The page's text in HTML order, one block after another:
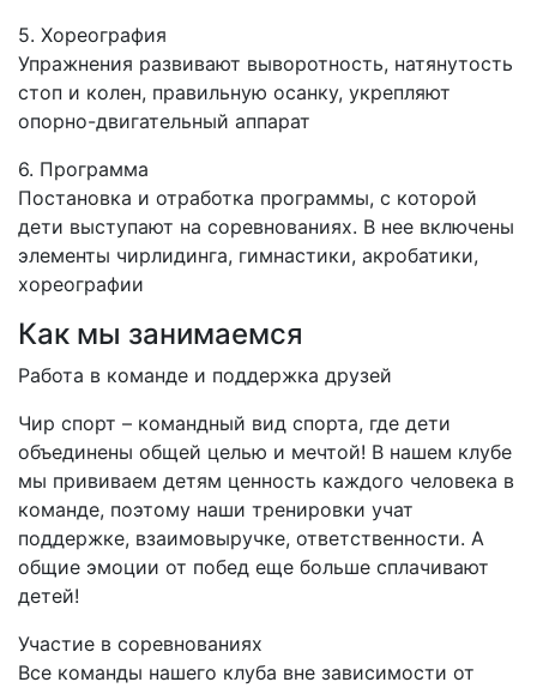
5. Хореография
Упражнения развивают выворотность, натянутость
стоп и колен, правильную осанку, укрепляют
опорно-двигательный аппарат
6. Программа
Постановка и отработка программы, с которой
дети выступают на соревнованиях. В нее включены
элементы чирлидинга, гимнастики, акробатики,
хореографии
Как мы занимаемся
Работа в команде и поддержка друзей
Чир спорт – командный вид спорта, где дети
объединены общей целью и мечтой! В нашем клубе
мы прививаем детям ценность каждого человека в
команде, поэтому наши тренировки учат
поддержке, взаимовыручке, ответственности. А
общие эмоции от побед еще больше сплачивают
детей!
Участие в соревнованиях
Все команды нашего клуба вне зависимости от